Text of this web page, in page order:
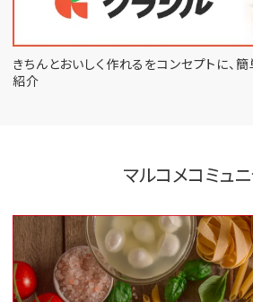
きちんとおいしく作れるをコンセプトに、簡
紹介
マルコメコミュ